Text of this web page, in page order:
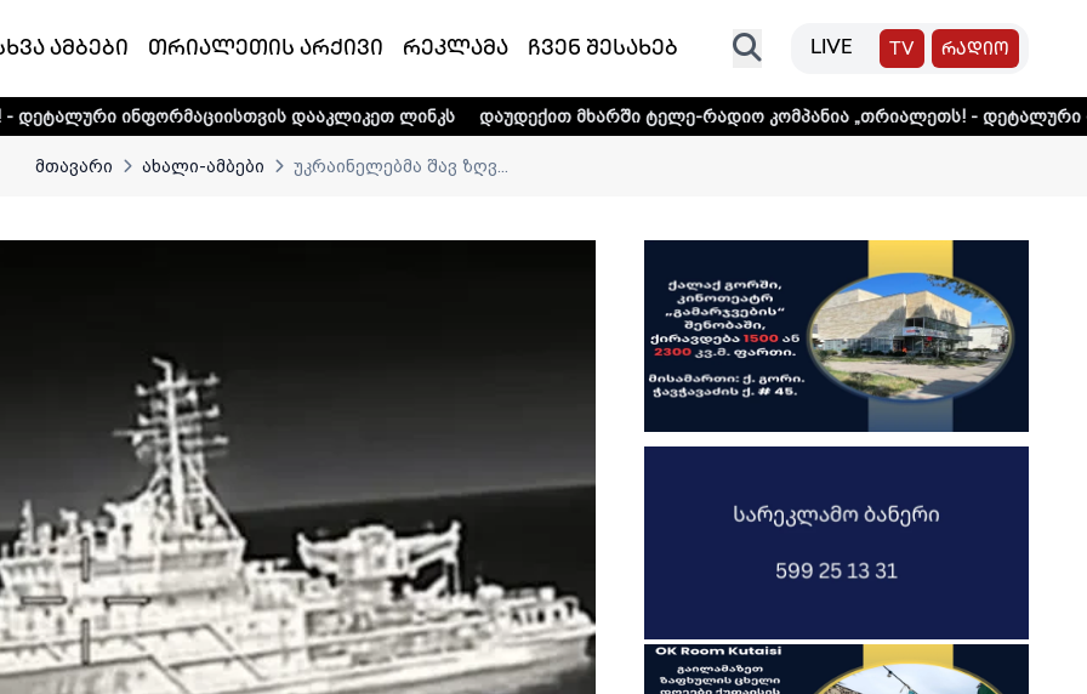
ამბები თრიალეთის არქივი რეკლამა ჩვენ შესახებ LIVE TV რადიო
დააკლიკეთ ლინკს დაუდექით მხარში ტელე-რადიო კომპანია „თრიალეთს! - დეტალური
მთავარი ახალი-ამბები უკრაინელებმა შავ ზღვ...